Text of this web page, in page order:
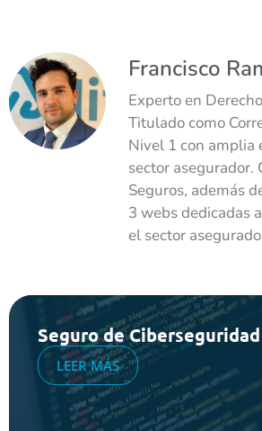
Francisco
Experto en
Titulado como
Nivel 1 con amplia
sector asegurador.
Seguros, además
3 webs dedicadas
el sector
Seguro de
LEER MÁS